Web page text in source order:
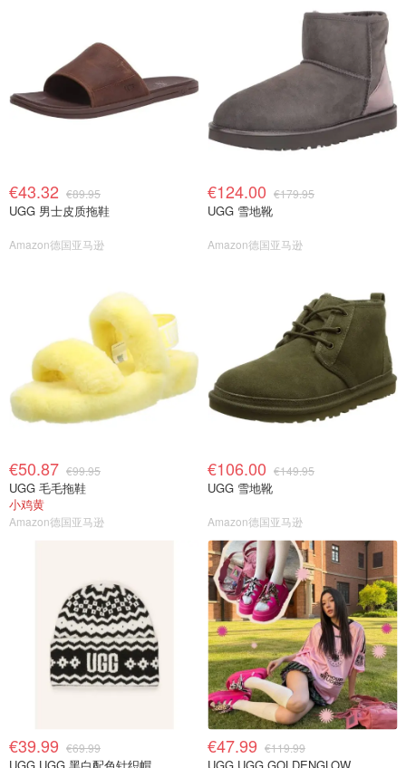
€43.32 €89.95
UGG 男士皮质拖鞋
Amazon德国亚马逊
€124.00 €179.95
UGG 雪地靴
Amazon德国亚马逊
€50.87 €99.95
UGG 毛毛拖鞋
小鸡黄
Amazon德国亚马逊
€106.00 €149.95
UGG 雪地靴
Amazon德国亚马逊
€39.99 €69.99 €47.99 €119.99